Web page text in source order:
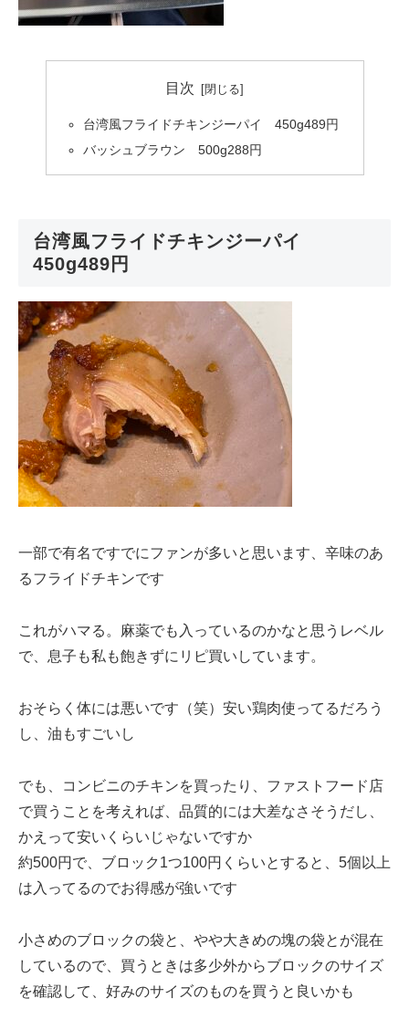
目次
台湾風フライドチキンジーパイ 450g489円
バッシュブラウン 500g288円
台湾風フライドチキンジーパイ
450g489円
一部で有名ですでにファンが多いと思います、辛味のあ
るフライドチキンです
これがハマる。麻薬でも入っているのかなと思うレベル
で、息子も私も飽きずにリピ買いしています。
おそらく体には悪いです（笑）安い鶏肉使ってるだろう
し、油もすごいし
でも、コンビニのチキンを買ったり、ファストフード店
で買うことを考えれば、品質的には大差なさそうだし、
かえって安いくらいじゃないですか
約500円で、ブロック1つ100円くらいとすると、5個以上
は入ってるのでお得感が強いです
小さめのブロックの袋と、やや大きめの塊の袋とが混在
しているので、買うときは多少外からブロックのサイズ
を確認して、好みのサイズのものを買うと良いかも